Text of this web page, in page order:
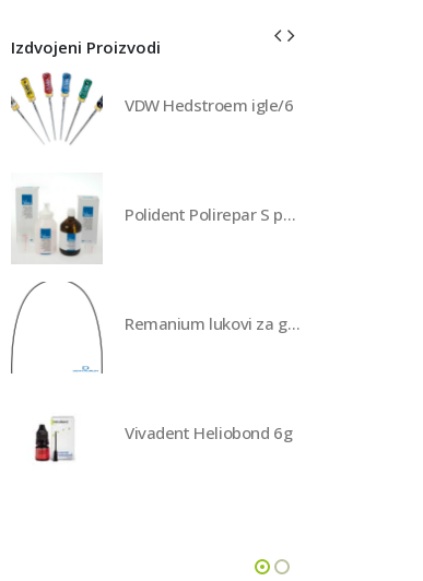
Izdvojeni Proizvodi
VDW Hedstroem igle/6
Polident Polirepar S prah
Remanium lukovi za gornju i donju vilicu
Vivadent Heliobond 6g